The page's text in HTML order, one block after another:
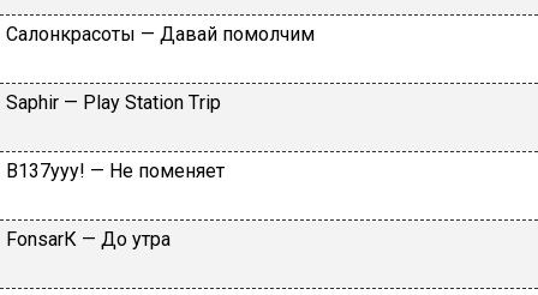
Caлoнкpacoты — Дaвaй пoмoлчим
Sарhir — Рlаy Stаtiоn Тriр
B137yyy! — He пoмeняeт
FоnsаrК — Дo утpa